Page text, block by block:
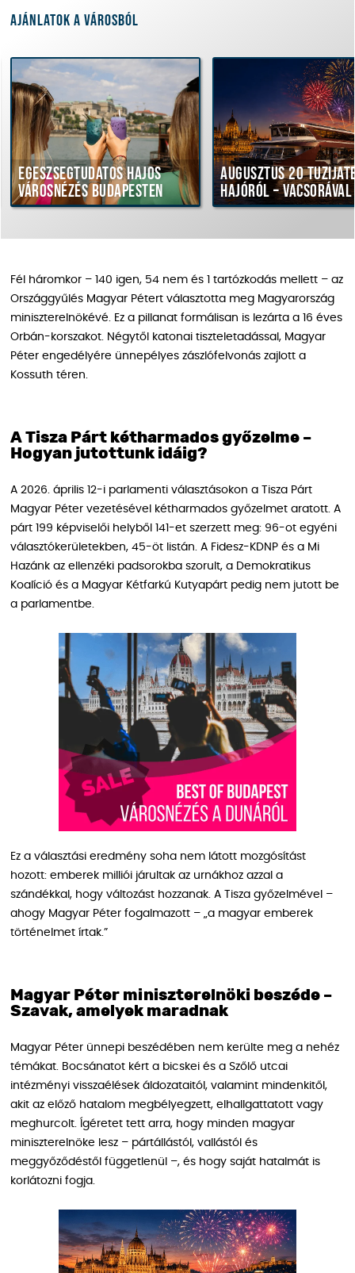
Ajánlatok a városból
hajós
Budapesten
Augusztus 20 tűzijáték
hajóról – vacsorával
Fél háromkor – 140 igen, 54 nem és 1 tartózkodás mellett – az
Országgyűlés Magyar Pétert választotta meg Magyarország
miniszterelnökévé. Ez a pillanat formálisan is lezárta a 16 éves
Orbán-korszakot. Négytől katonai tiszteletadással, Magyar
Péter engedélyére ünnepélyes zászlófelvonás zajlott a
Kossuth téren.
A Tisza Párt kétharmados győzelme –
Hogyan jutottunk idáig?
A 2026. április 12-i parlamenti választásokon a Tisza Párt
Magyar Péter vezetésével kétharmados győzelmet aratott. A
párt 199 képviselői helyből 141-et szerzett meg: 96-ot egyéni
választókerületekben, 45-öt listán. A Fidesz-KDNP és a Mi
Hazánk az ellenzéki padsorokba szorult, a Demokratikus
Koalíció és a Magyar Kétfarkú Kutyapárt pedig nem jutott be
a parlamentbe.
Ez a választási eredmény soha nem látott mozgósítást
hozott: emberek milliói járultak az urnákhoz azzal a
szándékkal, hogy változást hozzanak. A Tisza győzelmével –
ahogy Magyar Péter fogalmazott – „a magyar emberek
történelmet írtak.”
Magyar Péter miniszterelnöki beszéde –
Szavak, amelyek maradnak
Magyar Péter ünnepi beszédében nem kerülte meg a nehéz
témákat. Bocsánatot kért a bicskei és a Szőlő utcai
intézményi visszaélések áldozataitól, valamint mindenkitől,
akit az előző hatalom megbélyegzett, elhallgattatott vagy
meghurcolt. Ígéretet tett arra, hogy minden magyar
miniszterelnöke lesz – pártállástól, vallástól és
meggyőződéstől függetlenül –, és hogy saját hatalmát is
korlátozni fogja.